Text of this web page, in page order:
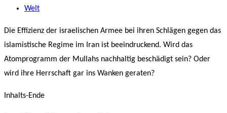
veröffentlicht:
Beitrags-
Welt
Die Effizienz der israelischen Armee bei ihren Schlägen gegen das
islamistische Regime im Iran ist beeindruckend. Wird das
Atomprogramm der Mullahs nachhaltig beschädigt sein? Oder
wird ihre Herrschaft gar ins Wanken geraten?
Inhalts-Ende